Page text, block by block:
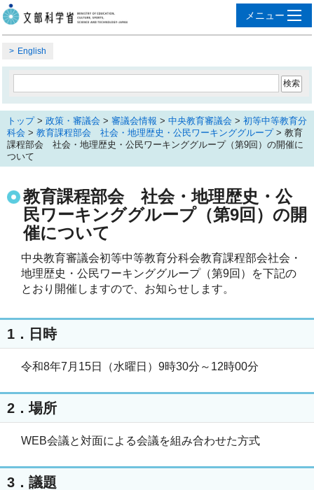
English
トップ> 政策・審議会 > 審議会情報 > 中央教育審議会 > 初等中等教育分
科会 > 教育課程部会 社会・地理歴史・公民ワーキンググループ> 教育
課程部会 社会・地理歴史・公民ワーキンググループ（第9回）の開催に
ついて
教育課程部会 社会・地理歴史・公
民ワーキンググループ（第9回）の開
催について
中央教育審議会初等中等教育分科会教育課程部会社会・
地理歴史・公民ワーキンググループ（第9回）を下記の
とおり開催しますので、お知らせします。
1．日時
令和8年7月15日（水曜日）9時30分～12時00分
2．場所
WEB会議と対面による会議を組み合わせた方式
3．議題